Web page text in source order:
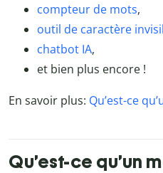
compteur de mots,
outil de caractère
chatbot IA,
et bien plus encore !
En savoir plus: Qu’est-ce
Qu’est-ce qu’un